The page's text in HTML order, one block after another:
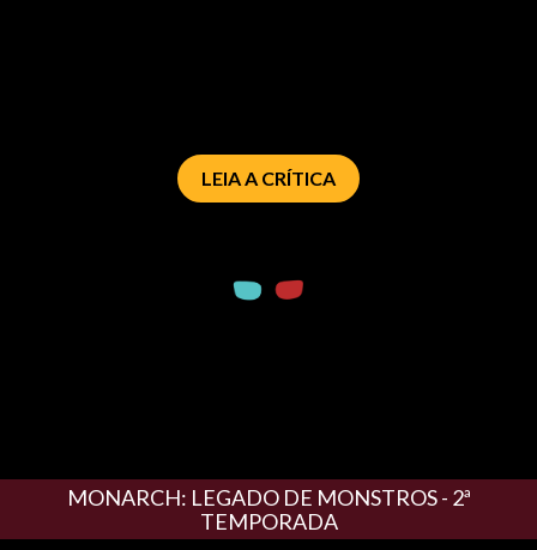
LEIA A CRÍTICA
MONARCH: LEGADO DE MONSTROS - 2ª
TEMPORADA